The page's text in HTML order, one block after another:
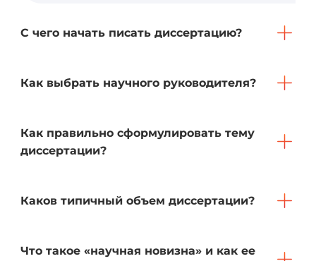
С чего начать писать диссертацию?
Как выбрать научного руководителя?
Как правильно сформулировать тему
диссертации?
Каков типичный объем диссертации?
Что такое «научная новизна» и как ее